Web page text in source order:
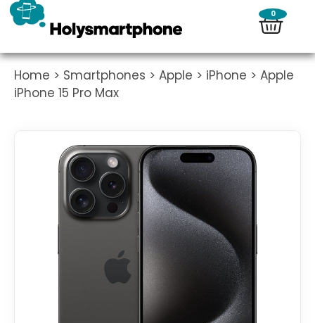
0
Home > Smartphones > Apple > iPhone > Apple
iPhone 15 Pro Max